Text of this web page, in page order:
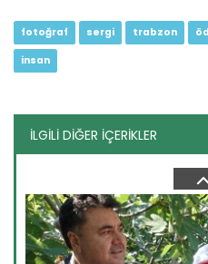
fotoğraf sergi trabzon
insan
İLGİLİ DİĞER İÇERİKLER
Kars’ta "Taner" buğdayı ile...
Kars'ta Tarım ve Orman
Devamını Oku ->